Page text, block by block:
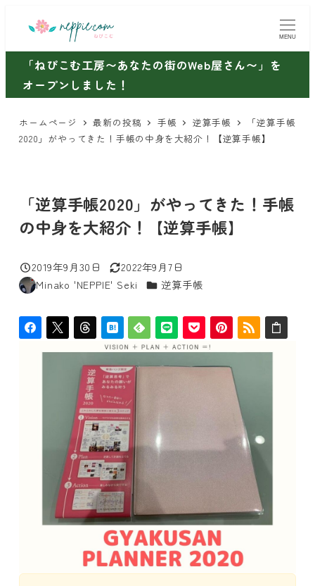
ン
ン
MENU
「ねぴこむ工房〜あなたの街のWeb屋さん〜」を
オープンしました！
ホームページ 最新の投稿 手帳 逆算手帳
「逆算手帳
2020」がやってきた！手帳の中身を大紹介！【逆算手帳】
「逆算手帳2020」がやってきた！手帳
の中身を大紹介！【逆算手帳】
投稿日
2019年9月30日
更新日
2022年9月7日
著
Minako 'NEPPIE' Seki カテゴリー
逆算手帳